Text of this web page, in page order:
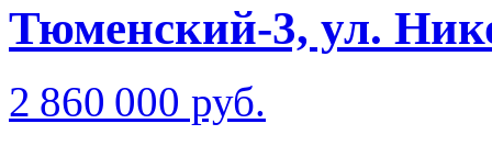
Тюменский-3, ул.
2 860 000 руб.